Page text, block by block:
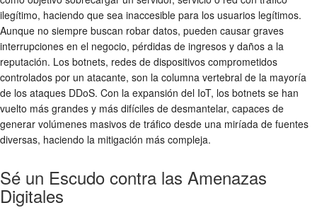
ilegítimo, haciendo que sea inaccesible para los usuarios legítimos.
Aunque no siempre buscan robar datos, pueden causar graves
interrupciones en el negocio, pérdidas de ingresos y daños a la
reputación. Los botnets, redes de dispositivos comprometidos
controlados por un atacante, son la columna vertebral de la mayoría
de los ataques DDoS. Con la expansión del IoT, los botnets se han
vuelto más grandes y más difíciles de desmantelar, capaces de
generar volúmenes masivos de tráfico desde una miríada de fuentes
diversas, haciendo la mitigación más compleja.
Sé un Escudo contra las Amenazas
Digitales